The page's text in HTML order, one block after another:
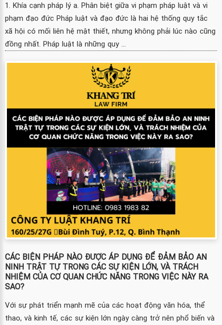
1. Khía cạnh pháp lý a. Phân biệt giữa vi phạm pháp luật và vi
phạm đạo đức Pháp luật và đạo đức là hai hệ thống quy tắc
xã hội có mối liên hệ mật thiết, nhưng không phải lúc nào cũng
đồng nhất. Pháp luật là những quy ...
CÁC BIỆN PHÁP NÀO ĐƯỢC ÁP DỤNG ĐỂ ĐẢM BẢO AN
NINH TRẬT TỰ TRONG CÁC SỰ KIỆN LỚN, VÀ TRÁCH
NHIỆM CỦA CƠ QUAN CHỨC NĂNG TRONG VIỆC NÀY RA
SAO?
Với sự phát triển mạnh mẽ của các hoạt động văn hóa, thể
thao, và kinh tế, các sự kiện lớn ngày càng trở nên phổ biến và